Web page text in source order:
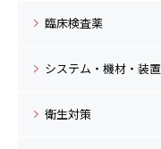
臨床検査薬
システム・機材・装置
衛生対策